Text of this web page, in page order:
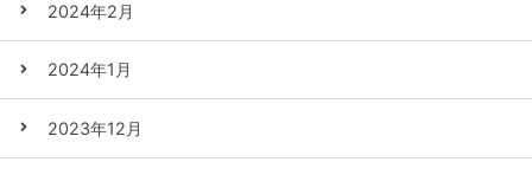
2024年2月
2024年1月
2023年12月